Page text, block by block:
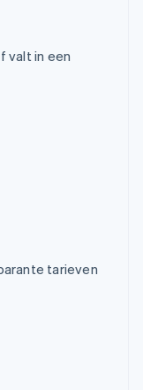
valt in een
tarieven